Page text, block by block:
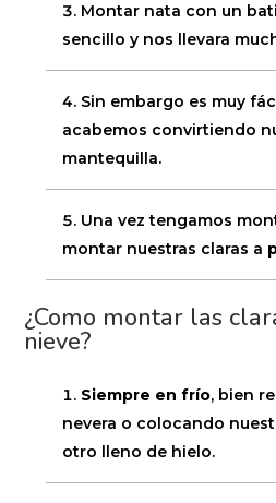
Montar nata con un
sencillo y nos llevara
Sin embargo es muy
acabemos convirtiendo
mantequilla.
Una vez tengamos
montar nuestras claras a
¿Como montar las
nieve?
Siempre en frío, bien
nevera o colocando
otro lleno de hielo.